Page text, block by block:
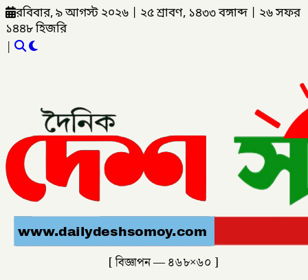
রবিবার, ৯ আগস্ট ২০২৬ ২৫ শ্রাবণ, ১৪৩৩ বঙ্গাব্দ
২৬ সফর
১৪৪৮ হিজরি
|
[ বিজ্ঞাপন — ৪৬৮×৬০ ]